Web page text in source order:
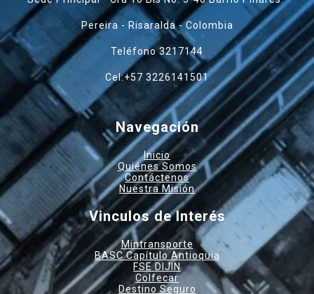
Pereira - Risaralda - Colombia
Teléfono 3217144
Cel:+57 3226141501
Navegación
Inicio
Quiénes Somos
Contáctenos
Nuestra Misión
Vinculos de Interés
Mintransporte
BASC Capítulo Antioquia
FSE DIJIN
Colfecar
Destino Seguro